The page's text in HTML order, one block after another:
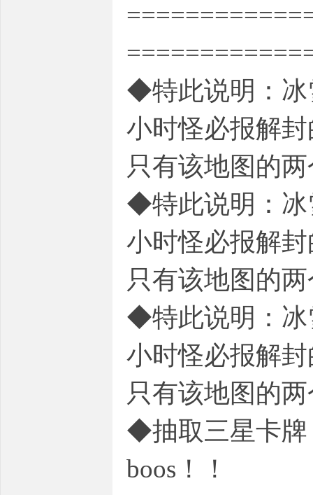
◆特此说明：冰
小时怪必报解
只有该地图的
◆特此说明：冰
小时怪必报解
只有该地图的
◆特此说明：冰
小时怪必报解
只有该地图的
◆抽取三星卡牌
boos！！